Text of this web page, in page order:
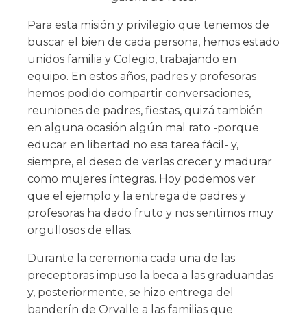
Para esta misión y privilegio que tenemos de
buscar el bien de cada persona, hemos estado
unidos familia y Colegio, trabajando en
equipo. En estos años, padres y profesoras
hemos podido compartir conversaciones,
reuniones de padres, fiestas, quizá también
en alguna ocasión algún mal rato -porque
educar en libertad no esa tarea fácil- y,
siempre, el deseo de verlas crecer y madurar
como mujeres íntegras. Hoy podemos ver
que el ejemplo y la entrega de padres y
profesoras ha dado fruto y nos sentimos muy
orgullosos de ellas.
Durante la ceremonia cada una de las
preceptoras impuso la beca a las graduandas
y, posteriormente, se hizo entrega del
banderín de Orvalle a las familias que